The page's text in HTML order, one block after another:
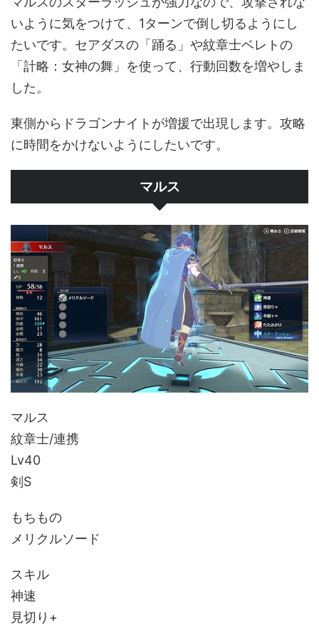
いように気をつけて、1ターンで倒し切るようにし
たいです。セアダスの「踊る」や紋章士ベレトの
「計略：女神の舞」を使って、行動回数を増やしま
した。
東側からドラゴンナイトが増援で出現します。攻略
に時間をかけないようにしたいです。
マルス
マルス
紋章士/連携
Lv40
剣S
もちもの
メリクルソード
スキル
神速
見切り+